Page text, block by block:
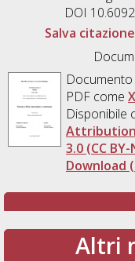
DOI
Salva citazione
Documento
PDF come
Disponibile
Attribution
3.0 (CC
Download
Altri